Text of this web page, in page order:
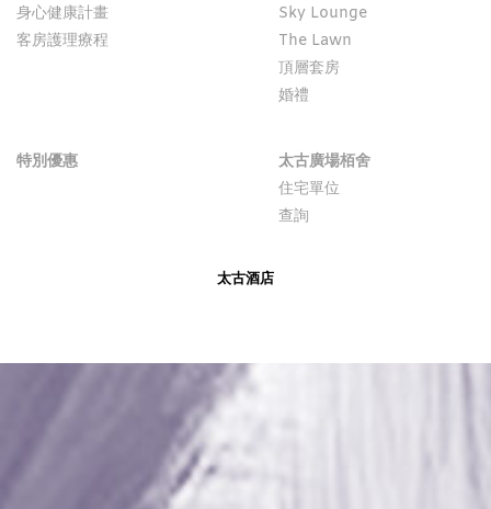
身心健康計畫
客房護理療程
Sky Lounge
The Lawn
頂層套房
婚禮
特別優惠
太古廣場栢舍
住宅單位
查詢
太古酒店